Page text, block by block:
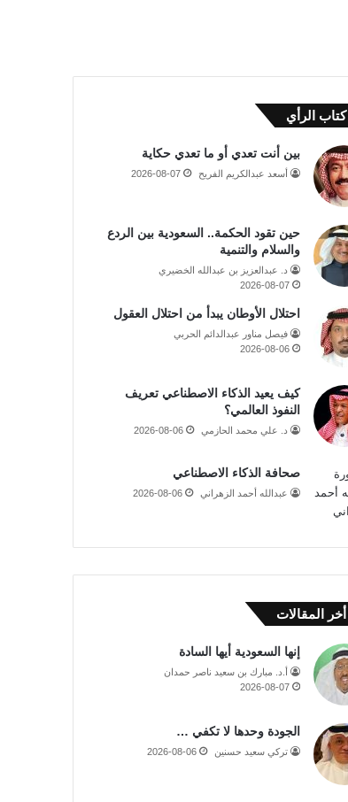
كتاب الرأي
بين أنت تعدي أو ما تعدي حكاية
أسعد عبدالكريم الفريح 2026-08-07
حين تقود الحكمة.. السعودية بين الردع
والسلام والتنمية
د. عبدالعزيز بن عبدالله الخضيري
2026-08-07
احتلال الأوطان يبدأ من احتلال العقول
فيصل مناور عبدالدائم الحربي
2026-08-06
كيف يعيد الذكاء الاصطناعي تعريف
النفوذ العالمي؟
د. علي محمد الحازمي 2026-08-06
صحافة الذكاء الاصطناعي
عبدالله أحمد الزهراني 2026-08-06
أخر المقالات
إنها السعودية أيها السادة
أ.د. مبارك بن سعيد ناصر حمدان
2026-08-07
الجودة وحدها لا تكفي …
تركي سعيد حسنين 2026-08-06